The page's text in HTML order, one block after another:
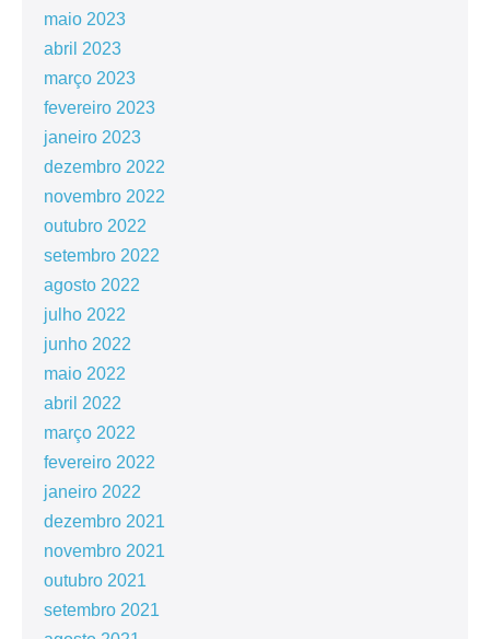
maio 2023
abril 2023
março 2023
fevereiro 2023
janeiro 2023
dezembro 2022
novembro 2022
outubro 2022
setembro 2022
agosto 2022
julho 2022
junho 2022
maio 2022
abril 2022
março 2022
fevereiro 2022
janeiro 2022
dezembro 2021
novembro 2021
outubro 2021
setembro 2021